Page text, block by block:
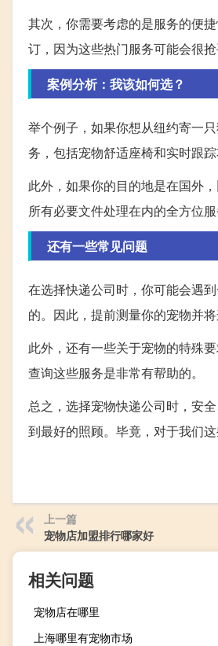
其次，你需要考虑的是服务的便
订，因为这些热门服务可能会很抢
案例分析：我该如何选？
举个例子，如果你想从纽约寄一
务，包括宠物舒适座椅和实时跟
此外，如果你的目的地是在国外
所有必要文件处理在内的全方位
还有一些常见问题
在选择快递公司时，你可能会遇
的。因此，提前测量你的宠物并
此外，还有一些关于宠物的特殊
查询这些服务是非常有帮助的。
总之，选择宠物快递公司时，安
到最好的照顾。毕竟，对于我们
上一篇
宠物店加盟排行哪家好
相关问题
宠物店在哪里
上海哪里有宠物市场